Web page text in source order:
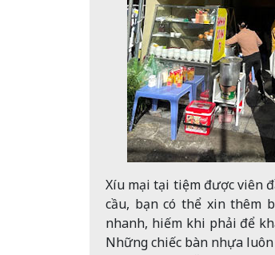
Xíu mại tại tiệm được viên
cầu, bạn có thể xin thêm
nhanh, hiếm khi phải để
Những chiếc bàn nhựa